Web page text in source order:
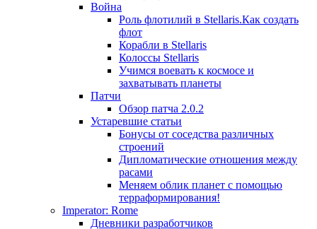
Война
Роль флотилий в Stellaris.Как создать
флот
Корабли в Stellaris
Колоссы Stellaris
Учимся воевать к космосе и
захватывать планеты
Патчи
Обзор патча 2.0.2
Устаревшие статьи
Бонусы от соседства различных
строений
Дипломатические отношения между
расами
Меняем облик планет с помощью
терраформирования!
Imperator: Rome
Дневники разработчиков